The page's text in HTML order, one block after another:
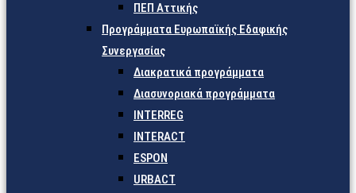
ΠΕΠ Αττικής
Προγράμματα Ευρωπαϊκής Εδαφικής
Συνεργασίας
Διακρατικά προγράμματα
Διασυνοριακά προγράμματα
INTERREG
INTERACT
ESPON
URBACT